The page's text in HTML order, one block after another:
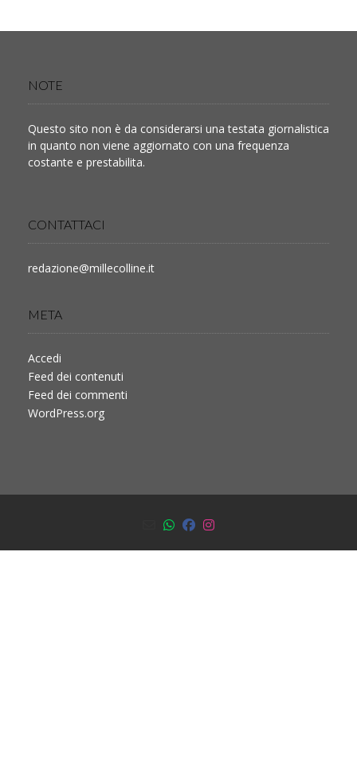
NOTE
Questo sito non è da considerarsi una testata giornalistica
in quanto non viene aggiornato con una frequenza
costante e prestabilita.
CONTATTACI
redazione@millecolline.it
META
Accedi
Feed dei contenuti
Feed dei commenti
WordPress.org